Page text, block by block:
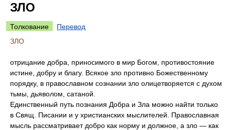
ЗЛО
Толкование
Перевод
ЗЛО
отрицание добра, приносимого в мир Богом, противостояние
истине, добру и благу. Всякое зло противно Божественному
порядку, в православном сознании зло олицетворяется с духом
тьмы, дьяволом, сатаной.
Единственный путь познания Добра и Зла можно найти только
в Свящ. Писании и у христианских мыслителей. Православная
мысль рассматривает добро как норму и должное, а зло — как